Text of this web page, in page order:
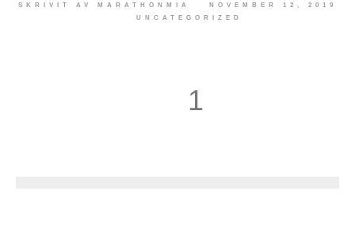
SKRIVIT AV MARATHONMIA
NOVEMBER 12, 2019
UNCATEGORIZED
1